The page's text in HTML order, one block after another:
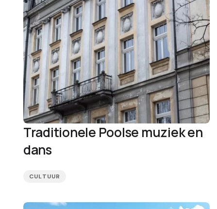
Traditionele Poolse muziek en
dans
CULTUUR